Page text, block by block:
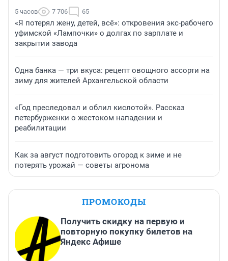
5 часов 7 706 65
«Я потерял жену, детей, всё»: откровения экс-рабочего
уфимской «Лампочки» о долгах по зарплате и
закрытии завода
Одна банка — три вкуса: рецепт овощного ассорти на
зиму для жителей Архангельской области
«Год преследовал и облил кислотой». Рассказ
петербурженки о жестоком нападении и
реабилитации
Как за август подготовить огород к зиме и не
потерять урожай — советы агронома
ПРОМОКОДЫ
Получить скидку на первую и
повторную покупку билетов на
Яндекс Афише